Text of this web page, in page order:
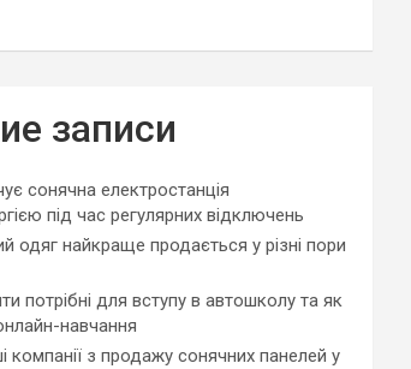
записи
сонячна електростанція
під час регулярних відключень
одяг найкраще продається у різні пори
потрібні для вступу в автошколу та як
навчання
компанії з продажу сонячних панелей у